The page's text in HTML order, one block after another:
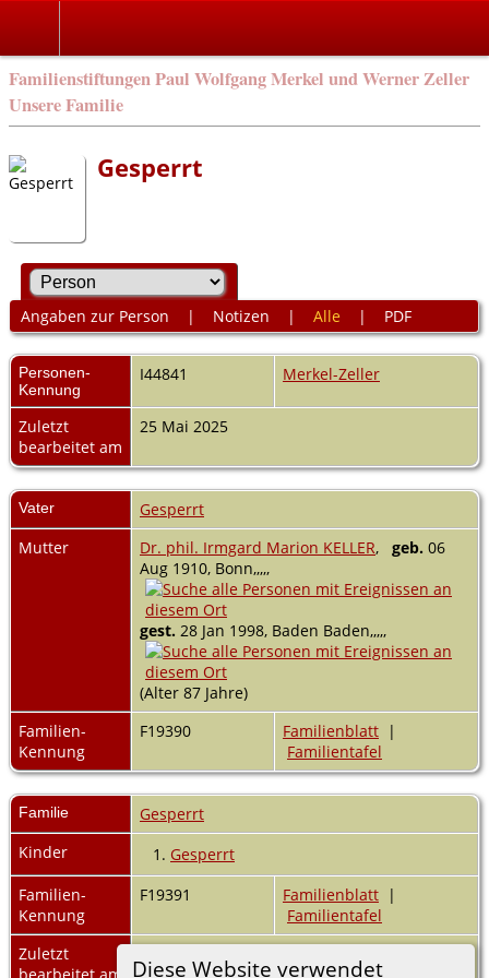
Familienstiftungen Paul Wolfgang Merkel und Werner Zeller
Unsere Familie
Diese Website verwendet
Gesperrt
Angaben zur Person | Notizen | Alle | PDF
Personen-
Kennung
I44841 Merkel-Zeller
Zuletzt
bearbeitet am
25 Mai 2025
Vater
Gesperrt
Mutter
Dr. phil. Irmgard Marion KELLER, geb. 06
Aug 1910, Bonn,,,,,
gest. 28 Jan 1998, Baden Baden,,,,,
(Alter 87 Jahre)
Familien-
Kennung
F19390 Familienblatt |
Familientafel
Familie
Gesperrt
Kinder
1. Gesperrt
Familien-
Kennung
F19391 Familienblatt |
Familientafel
Zuletzt
bearbeitet am